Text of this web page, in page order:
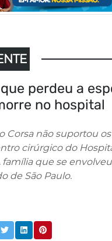
perdeu a
no hospital
Corsa não suportou
cirúrgico do
família que se
de São Paulo.